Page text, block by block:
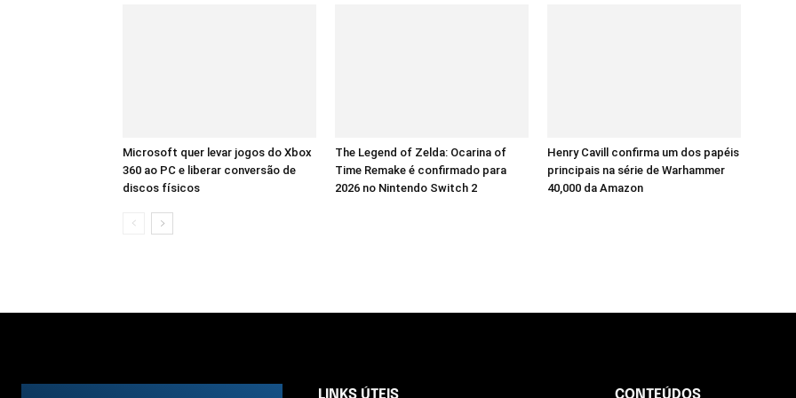
Microsoft quer levar jogos do Xbox
360 ao PC e liberar conversão de
discos físicos
The Legend of Zelda: Ocarina of
Time Remake é confirmado para
2026 no Nintendo Switch 2
Henry Cavill confirma um dos papéis
principais na série de Warhammer
40,000 da Amazon
LINKS ÚTEIS CONTEÚDOS